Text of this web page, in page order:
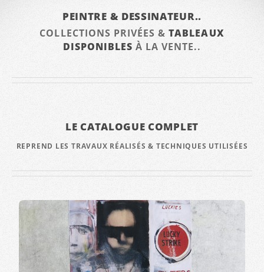
PEINTRE & DESSINATEUR..
COLLECTIONS PRIVÉES &TABLEAUX
DISPONIBLES À LA VENTE..
LE CATALOGUE COMPLET
REPREND LES TRAVAUX RÉALISÉS & TECHNIQUES UTILISÉES